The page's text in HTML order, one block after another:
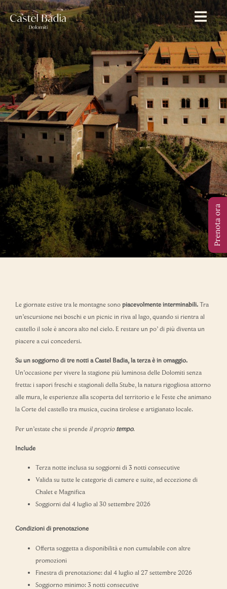
Le giornate estive tra le montagne sonopiacevolmente interminabili.Tra
un’escursione nei boschi e un picnic in riva al lago, quando si rientra al
castello il sole è ancora alto nel cielo. E restare un po’ di più diventa un
piacere a cui concedersi.
Su un soggiorno di tre notti a Castel Badia, la terza è in omaggio.
Un’occasione per vivere la stagione più luminosa delle Dolomiti senza
fretta: i sapori freschi e stagionali della Stube, la natura rigogliosa attorno
alle mura, le esperienze alla scoperta del territorio e le Feste che animano
la Corte del castello tra musica, cucina tirolese e artigianato locale.
Per un’estate che si prende il propriotempo.
Include
Terza notte inclusa su soggiorni di 3 notti consecutive
Valida su tutte le categorie di camere e suite, ad eccezione di
Chalet e Magnifica
Soggiorni dal 4 luglio al 30 settembre 2026
Condizioni di prenotazione
Offerta soggetta a disponibilità e non cumulabile con altre
promozioni
Finestra di prenotazione: dal 4 luglio al 27 settembre 2026
Soggiorno minimo: 3 notti consecutive
Prenota ora